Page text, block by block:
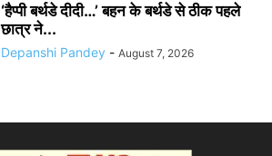
‘हैप्पी बर्थडे दीदी…’ बहन के बर्थडे से ठीक पहले
छात्र ने...
Depanshi Pandey - August 7, 2026